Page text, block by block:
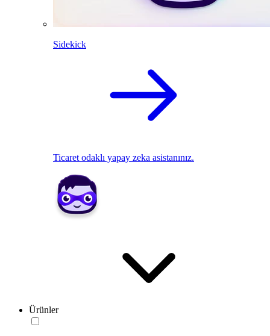
Sidekick
Ticaret odaklı yapay zeka asistanınız.
Ürünler